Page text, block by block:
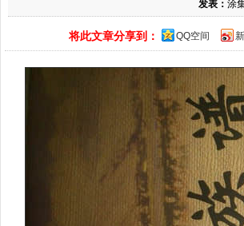
发表： 涂
将此文章分享到： QQ空间